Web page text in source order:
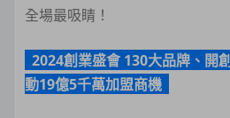
全場最吸睛！
2024創業盛會 130大品牌、開
動19億5千萬加盟商機